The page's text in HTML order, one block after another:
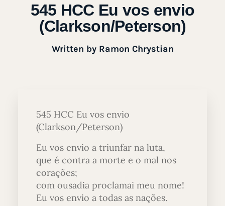
545 HCC Eu vos envio
(Clarkson/Peterson)
Written byRamon Chrystian
545 HCC Eu vos envio
(Clarkson/Peterson)
Eu vos envio a triunfar na luta,
que é contra a morte e o mal nos
corações;
com ousadia proclamai meu nome!
Eu vos envio a todas as nações.